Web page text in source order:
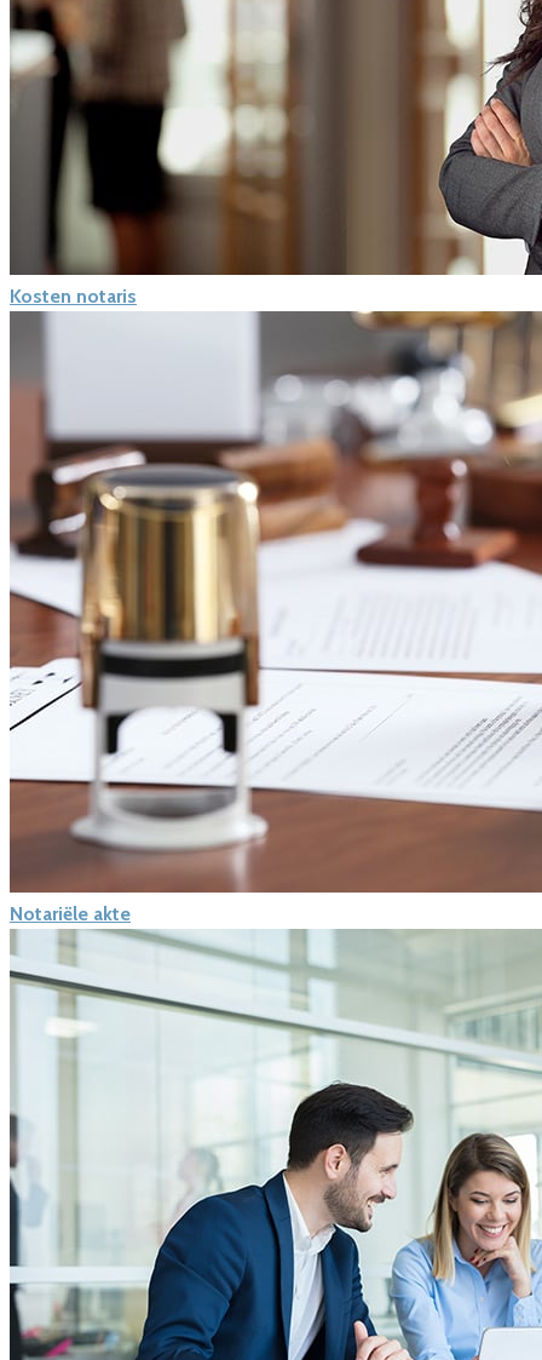
Kosten notaris
Notariële akte